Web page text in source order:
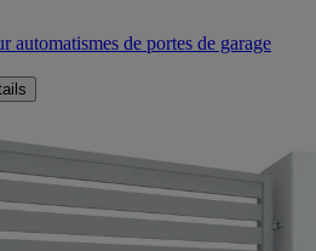
automatismes de portes de garage